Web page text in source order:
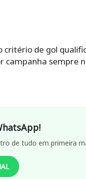
de gol
campanha sempre
de tudo em primeira